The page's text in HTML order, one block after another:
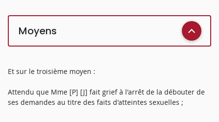
Moyens
Et sur le troisième moyen :
Attendu que Mme [P] [J] fait grief à l'arrêt de la débouter de
ses demandes au titre des faits d'atteintes sexuelles ;